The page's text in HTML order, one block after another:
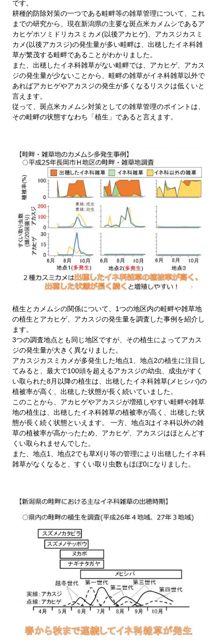
です。
耕種的防除対策の一つである畦畔等の雑草管理について、これ
までの研究から、現在新潟県の主要な斑点米カメムシであるア
カヒゲホソミドリカスミカメ(以後アカヒゲ)、アカスジカスミ
カメ(以後アカスジ)の発生量が多い畦畔は、出穂したイネ科雑
草が繁茂する畦畔であることがわかりました。
また、出穂したイネ科雑草がない畦畔では、アカヒゲ、アカス
ジの発生量が少ないことから、畦畔の雑草がイネ科雑草以外で
あればアカヒゲやアカスジの発生が多くなるリスクは低くいと
言えます。
従って、斑点米カメムシ対策としての雑草管理のポイントは、
その畦畔の状態すなわち「植生」であると言えます。
植生とカメムシの関係について、1つの地区内の畦畔や雑草地
の植生とアカヒゲ、アカスジの発生量を調査した事例を紹介し
ます。
3つの調査地点とも同じ地区ですが、その植生によってアカス
ジの発生量が大きく異なりました。
アカスジカスミカメが多発生した地点1、地点2の植生に注目し
てみると、最大で100頭を超えるアカスジの幼虫、成虫がすく
い取られた8月以降の植生は、出穂したイネ科雑草(メヒシバ)の
植被率が高く、出穂した状態が長く続いていました。
このことから、アカヒゲやアカスジが増殖しやすい畦畔や雑草
地の植生は、出穂したイネ科雑草の植被率が高く、出穂した状
態が長く続く状態といえます。 一方、地点3はイネ科以外の雑
草の植被率が高かったため、アカヒゲ、アカスジはほとんどす
くい取られませんでした。
また、地点1、地点2でも草刈り等の管理により出穂したイネ科
雑草がなくなると、すくい取り虫数もほぼ0になりました。